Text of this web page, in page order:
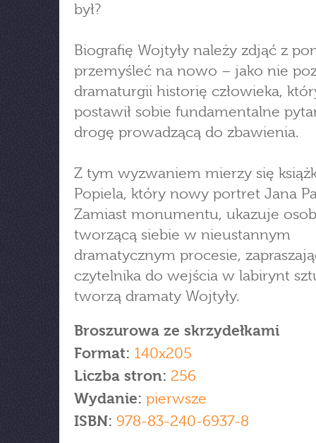
był?
Biografię Wojtyły należy zdjąć z
przemyśleć na nowo – jako nie
dramaturgii historię człowieka,
postawił sobie fundamentalne
drogę prowadzącą do zbawienia.
Z tym wyzwaniem mierzy się
Popiela, który nowy portret Jana
Zamiast monumentu, ukazuje
tworzącą siebie w nieustannym
dramatycznym procesie,
czytelnika do wejścia w labirynt
tworzą dramaty Wojtyły.
Broszurowa ze skrzydełkami
Format: 140x205
Liczba stron: 256
Wydanie: pierwsze
ISBN: 978-83-240-6937-8